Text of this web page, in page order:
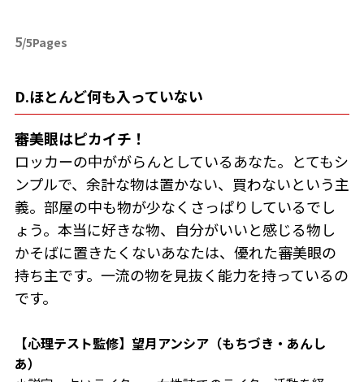
5/5Pages
D.ほとんど何も入っていない
審美眼はピカイチ！
ロッカーの中ががらんとしているあなた。とてもシ
ンプルで、余計な物は置かない、買わないという主
義。部屋の中も物が少なくさっぱりしているでし
ょう。本当に好きな物、自分がいいと感じる物し
かそばに置きたくないあなたは、優れた審美眼の
持ち主です。一流の物を見抜く能力を持っているの
です。
【心理テスト監修】望月アンシア（もちづき・あんし
あ）